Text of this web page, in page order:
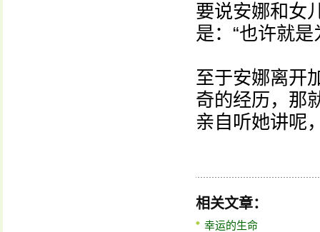
要说安娜和女
是：“也许就
至于安娜离开
奇的经历，那
亲自听她讲呢
相关文章：
幸运的生命